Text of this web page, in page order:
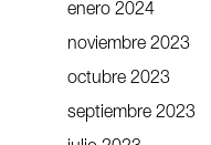
enero 2024
noviembre 2023
octubre 2023
septiembre 2023